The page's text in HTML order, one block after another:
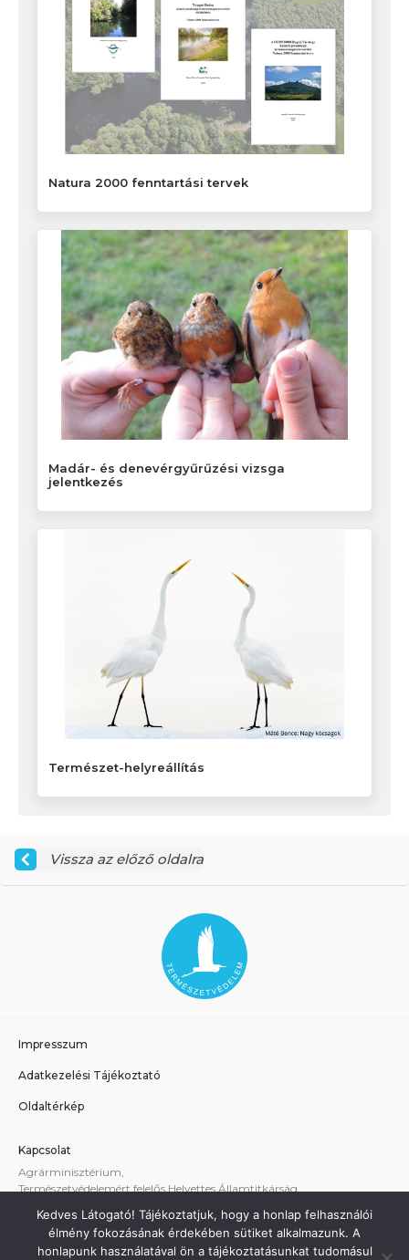
Natura 2000 fenntartási tervek
Madár- és denevérgyűrűzési vizsga
jelentkezés
Természet-helyreállítás
Vissza az előző oldalra
Impresszum
Adatkezelési Tájékoztató
Oldaltérkép
Kapcsolat
Agrárminisztérium,
Természetvédelemért felelős Helyettes Államtitkárság
A weboldallal kapcsolatos technikai támogatás:
termeszetvedelem@am.gov.hu
Kedves Látogató! Tájékoztatjuk, hogy a honlap felhasználói
élmény fokozásának érdekében sütiket alkalmazunk. A
honlapunk használatával ön a tájékoztatásunkat tudomásul